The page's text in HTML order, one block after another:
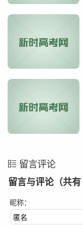
留言评论
留言与评论（共有
昵称：